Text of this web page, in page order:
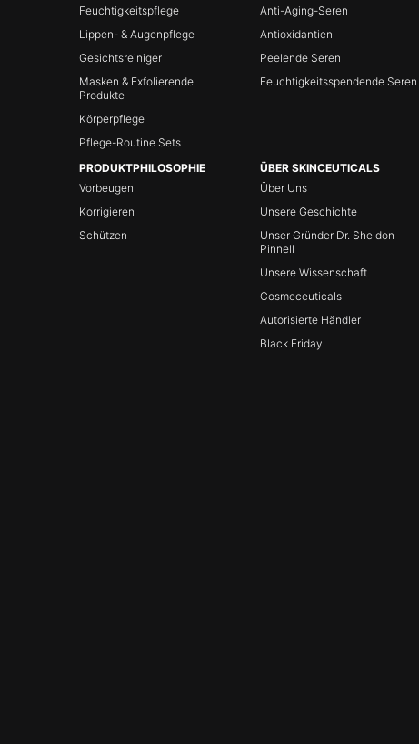
Feuchtigkeitspflege
Lippen- & Augenpflege
Gesichtsreiniger
Masken & Exfolierende
Produkte
Körperpflege
Pflege-Routine Sets
Anti-Aging-Seren
Antioxidantien
Peelende Seren
Feuchtigkeitsspendende Seren
PRODUKTPHILOSOPHIE
Vorbeugen
Korrigieren
Schützen
ÜBER SKINCEUTICALS
Über Uns
Unsere Geschichte
Unser Gründer Dr. Sheldon
Pinnell
Unsere Wissenschaft
Cosmeceuticals
Autorisierte Händler
Black Friday